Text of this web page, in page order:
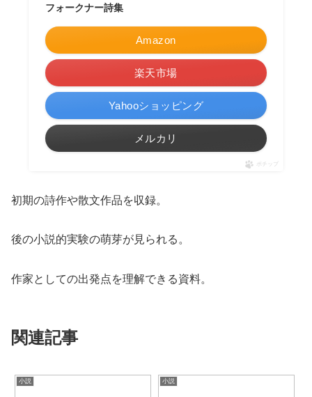
フォークナー詩集
Amazon
楽天市場
Yahooショッピング
メルカリ
ポチップ
初期の詩作や散文作品を収録。
後の小説的実験の萌芽が見られる。
作家としての出発点を理解できる資料。
関連記事
小説 小説